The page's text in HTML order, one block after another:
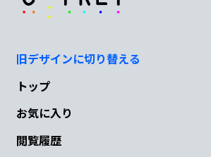
旧デザインに切り替える
トップ
お気に入り
閲覧履歴